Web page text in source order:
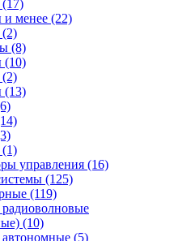
(17)
и менее (22)
(2)
(8)
(10)
(2)
(13)
(1)
управления (16)
(125)
(119)
(10)
(5)